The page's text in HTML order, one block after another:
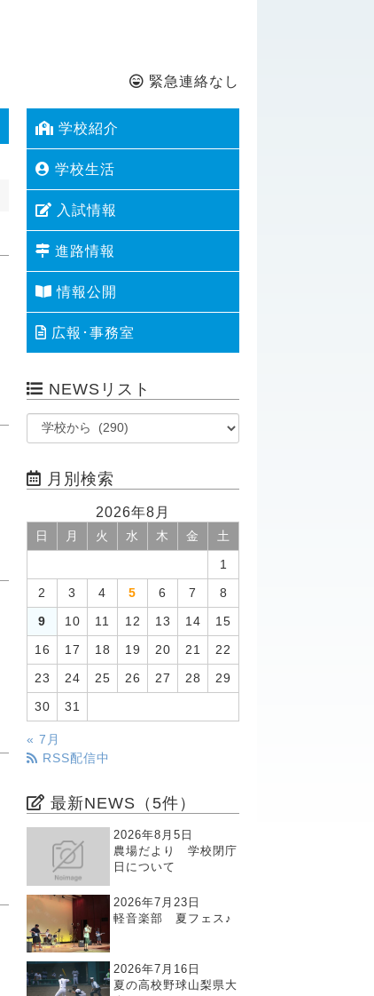
緊急連絡なし
学校紹介
学校生活
入試情報
進路情報
情報公開
広報･事務室
NEWSリスト
月別検索
2026年8月
日 月 火 水 木 金 土
1
2 3 4 5 6 7 8
9 10 11 12 13 14 15
16 17 18 19 20 21 22
23 24 25 26 27 28 29
30 31
« 7月
RSS配信中
最新NEWS（5件）
2026年8月5日
農場だより 学校閉庁
日について
2026年7月23日
軽音楽部 夏フェス♪
2026年7月16日
夏の高校野球山梨県大